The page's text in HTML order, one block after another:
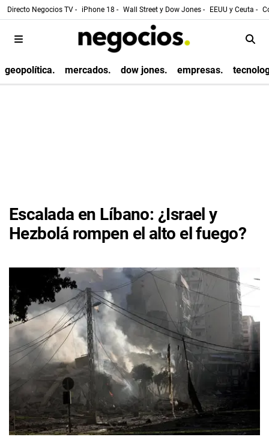
Directo Negocios TV - iPhone 18 - Wall Street y Dow Jones - EEUU y Ceuta -
geopolítica. mercados. dow jones. empresas.
Escalada en Líbano: ¿Israel y
Hezbolá rompen el alto el fuego?